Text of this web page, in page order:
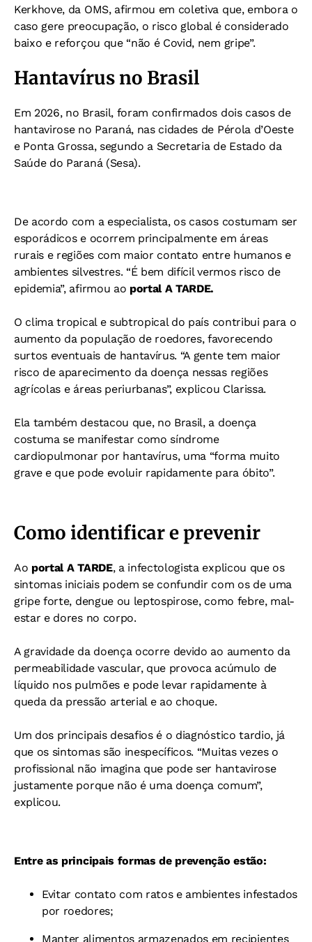
Kerkhove, da OMS, afirmou em coletiva que, embora o
caso gere preocupação, o risco global é considerado
baixo e reforçou que “não é Covid, nem gripe”.
Hantavírus no Brasil
Em 2026, no Brasil, foram confirmados dois casos de
hantavirose no Paraná, nas cidades de Pérola d’Oeste
e Ponta Grossa, segundo a Secretaria de Estado da
Saúde do Paraná (Sesa).
De acordo com a especialista, os casos costumam ser
esporádicos e ocorrem principalmente em áreas
rurais e regiões com maior contato entre humanos e
ambientes silvestres. “É bem difícil vermos risco de
epidemia”, afirmou ao portal A TARDE.
O clima tropical e subtropical do país contribui para o
aumento da população de roedores, favorecendo
surtos eventuais de hantavírus. “A gente tem maior
risco de aparecimento da doença nessas regiões
agrícolas e áreas periurbanas”, explicou Clarissa.
Ela também destacou que, no Brasil, a doença
costuma se manifestar como síndrome
cardiopulmonar por hantavírus, uma “forma muito
grave e que pode evoluir rapidamente para óbito”.
Como identificar e prevenir
Ao portal A TARDE, a infectologista explicou que os
sintomas iniciais podem se confundir com os de uma
gripe forte, dengue ou leptospirose, como febre, mal-
estar e dores no corpo.
A gravidade da doença ocorre devido ao aumento da
permeabilidade vascular, que provoca acúmulo de
líquido nos pulmões e pode levar rapidamente à
queda da pressão arterial e ao choque.
Um dos principais desafios é o diagnóstico tardio, já
que os sintomas são inespecíficos. “Muitas vezes o
profissional não imagina que pode ser hantavirose
justamente porque não é uma doença comum”,
explicou.
Entre as principais formas de prevenção estão:
Evitar contato com ratos e ambientes infestados
por roedores;
Manter alimentos armazenados em recipientes